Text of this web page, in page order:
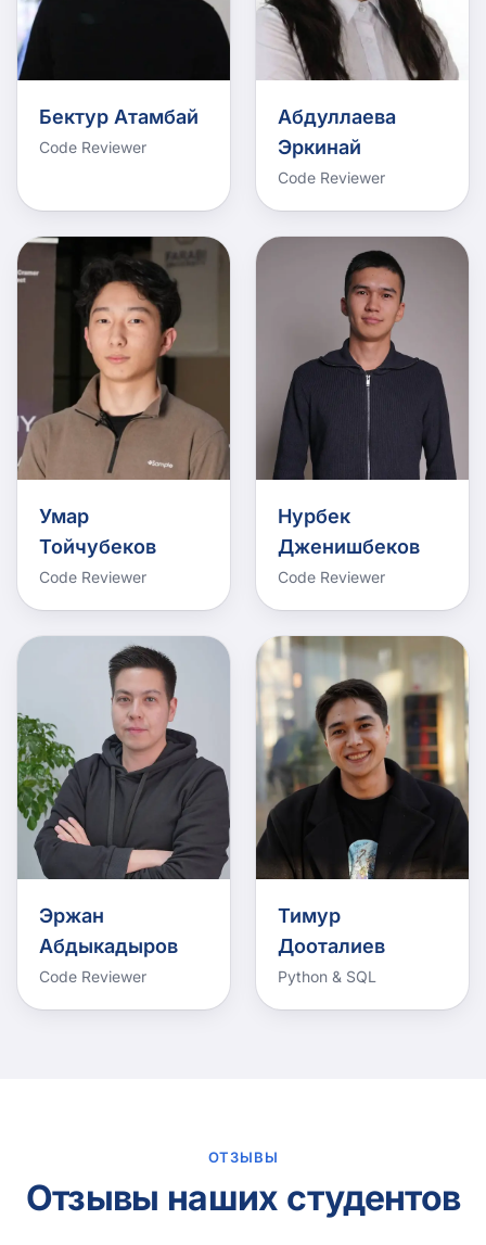
Бектур Атамбай
Code Reviewer
Абдуллаева
Эркинай
Code Reviewer
Умар
Тойчубеков
Code Reviewer
Нурбек
Дженишбеков
Code Reviewer
Эржан
Абдыкадыров
Code Reviewer
Тимур
Дооталиев
Python & SQL
ОТЗЫВЫ
Отзывы наших студентов